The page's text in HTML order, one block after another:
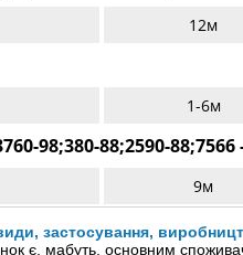
12м
1-6м
98;380-88;2590-88;7566
9м
застосування,
є, мабуть, основним